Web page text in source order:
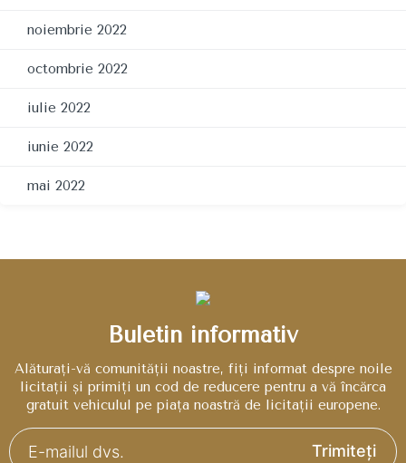
noiembrie 2022
octombrie 2022
iulie 2022
iunie 2022
mai 2022
Buletin informativ
Alăturați-vă comunității noastre, fiți informat despre noile
licitații și primiți un cod de reducere pentru a vă încărca
gratuit vehiculul pe piața noastră de licitații europene.
Trimiteți